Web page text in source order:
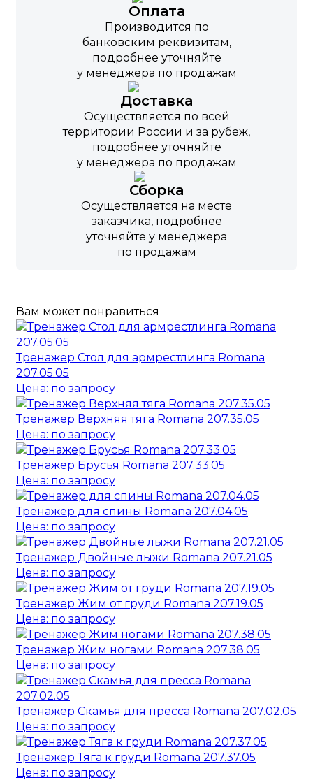
Оплата
Производится по
банковским реквизитам,
подробнее уточняйте
у менеджера по продажам
Доставка
Осуществляется по всей
территории России и за рубеж,
подробнее уточняйте
у менеджера по продажам
Сборка
Осуществляется на месте
заказчика, подробнее
уточняйте у менеджера
по продажам
Вам может понравиться
Тренажер Стол для армрестлинга Romana
207.05.05
Цена: по запросу
Тренажер Верхняя тяга Romana 207.35.05
Цена: по запросу
Тренажер Брусья Romana 207.33.05
Цена: по запросу
Тренажер для спины Romana 207.04.05
Цена: по запросу
Тренажер Двойные лыжи Romana 207.21.05
Цена: по запросу
Тренажер Жим от груди Romana 207.19.05
Цена: по запросу
Тренажер Жим ногами Romana 207.38.05
Цена: по запросу
Тренажер Скамья для пресса Romana 207.02.05
Цена: по запросу
Тренажер Тяга к груди Romana 207.37.05
Цена: по запросу